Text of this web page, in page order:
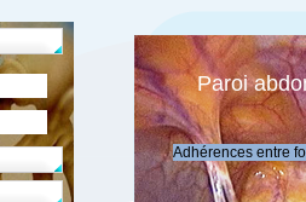
Paroi
Adhérences entre